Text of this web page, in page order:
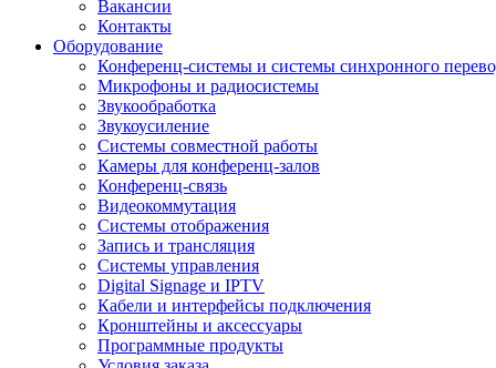
Вакансии
Контакты
Оборудование
Конференц-системы и системы синхронного
Микрофоны и радиосистемы
Звукообработка
Звукоусиление
Системы совместной работы
Камеры для конференц-залов
Конференц-связь
Видеокоммутация
Системы отображения
Запись и трансляция
Системы управления
Digital Signage и IPTV
Кабели и интерфейсы подключения
Кронштейны и аксессуары
Программные продукты